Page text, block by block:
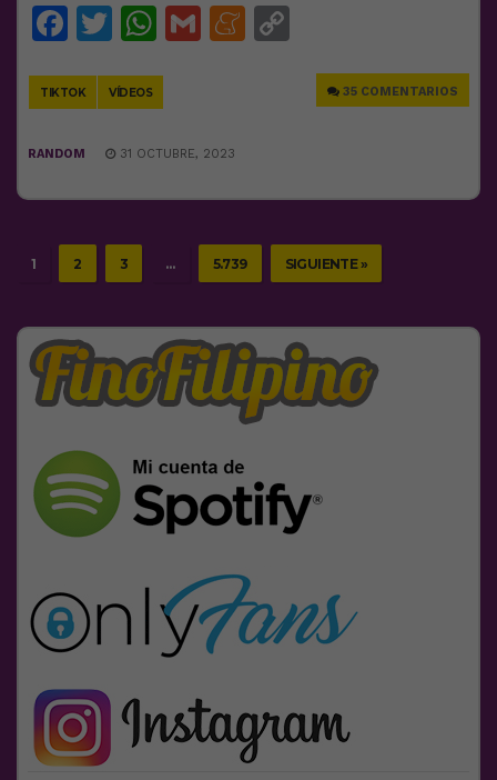
Facebook
Twitter
WhatsApp
GmailMeneame
TIKTOK VÍDEOS 35 COMENTARIOS
RANDOM 31 OCTUBRE, 2023
1 2 3 … 5.739 SIGUIENTE »